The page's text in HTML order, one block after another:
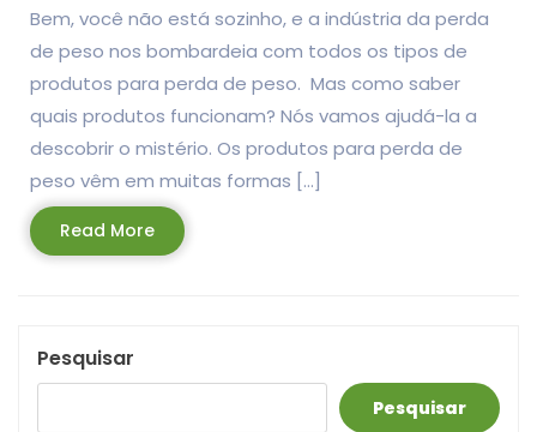
Bem, você não está sozinho, e a indústria da perda
de peso nos bombardeia com todos os tipos de
produtos para perda de peso. Mas como saber
quais produtos funcionam? Nós vamos ajudá-la a
descobrir o mistério. Os produtos para perda de
peso vêm em muitas formas […]
Read MoreRead
More
Pesquisar
Pesquisar